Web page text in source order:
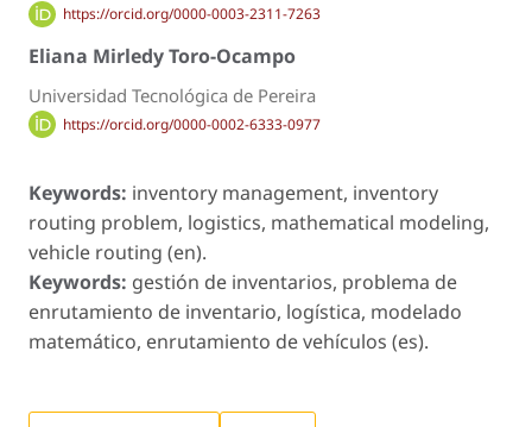
https://orcid.org/0000-0003-2311-7263
Eliana Mirledy Toro-Ocampo
Universidad Tecnológica de Pereira
https://orcid.org/0000-0002-6333-0977
Keywords: inventory management, inventory
routing problem, logistics, mathematical modeling,
vehicle routing (en).
Keywords: gestión de inventarios, problema de
enrutamiento de inventario, logística, modelado
matemático, enrutamiento de vehículos (es).